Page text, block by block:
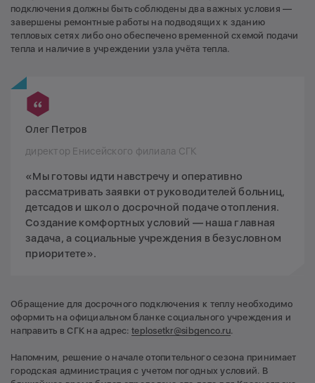
подключения должны быть соблюдены два важных условия —
завершены ремонтные работы на подводящих к зданию
тепловых сетях либо оно обеспечено временной схемой подачи
тепла и наличие в учреждении узла учёта тепла.
Олег Петров
директор Енисейского филиала СГК
«Мы готовы идти навстречу и оперативно
рассматривать заявки от руководителей больниц,
детсадов и школ о досрочной подаче отопления.
Создание комфортных условий — наша главная
задача, а социальные учреждения в безусловном
приоритете».
Обращение для досрочного подключения к теплу необходимо
оформить на официальном бланке социального учреждения и
направить в СГК на адрес:teplosetkr@sibgenco.ru.
Напомним, решение о начале отопительного сезона принимает
городская администрация с учетом погодных условий. В